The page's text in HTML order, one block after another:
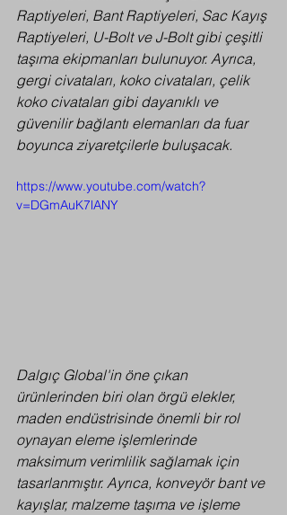
Raptiyeleri, Bant Raptiyeleri, Sac Kayış
Raptiyeleri, U-Bolt ve J-Bolt gibi çeşitli
taşıma ekipmanları bulunuyor. Ayrıca,
gergi civataları, koko civataları, çelik
koko civataları gibi dayanıklı ve
güvenilir bağlantı elemanları da fuar
boyunca ziyaretçilerle buluşacak.
https://www.youtube.com/watch?
v=DGmAuK7lANY
Dalgıç Global'in öne çıkan
ürünlerinden biri olan örgü elekler,
maden endüstrisinde önemli bir rol
oynayan eleme işlemlerinde
maksimum verimlilik sağlamak için
tasarlanmıştır. Ayrıca, konveyör bant ve
kayışlar, malzeme taşıma ve işleme